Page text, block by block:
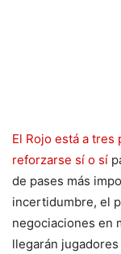
El Rojo está a
reforzarse sí o sí
de pases más
incertidumbre, el
negociaciones en
llegarán